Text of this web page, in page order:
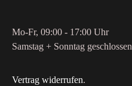
Mo-Fr, 09:00 - 17:00 Uhr
Samstag + Sonntag geschlossen
Vertrag widerrufen.